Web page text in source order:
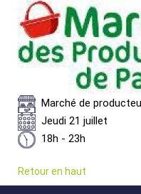
Marché de
Jeudi 21 juillet
18h - 23h
Retour en haut